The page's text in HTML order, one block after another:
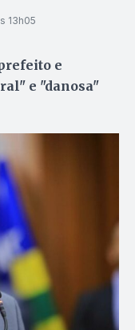
13h05
e
e "danosa"